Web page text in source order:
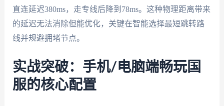
直连延迟380ms，走专线后降到78ms。这种物理距离带来
的延迟无法消除但能优化，关键在智能选择最短跳转路
线并规避拥堵节点。
实战突破：手机/电脑端畅玩国
服的核心配置